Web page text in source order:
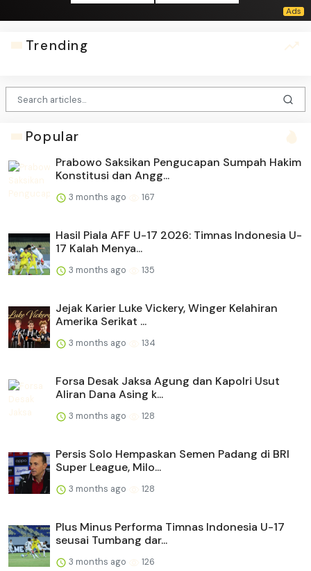
Trending
Popular
Prabowo Saksikan Pengucapan Sumpah Hakim
Konstitusi dan Angg...
3 months ago 167
Hasil Piala AFF U-17 2026: Timnas Indonesia U-
17 Kalah Menya...
3 months ago 135
Jejak Karier Luke Vickery, Winger Kelahiran
Amerika Serikat ...
3 months ago 134
Forsa Desak Jaksa Agung dan Kapolri Usut
Aliran Dana Asing k...
3 months ago 128
Persis Solo Hempaskan Semen Padang di BRI
Super League, Milo...
3 months ago 128
Plus Minus Performa Timnas Indonesia U-17
seusai Tumbang dar...
3 months ago 126